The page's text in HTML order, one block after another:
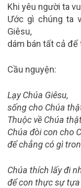
Khi yêu người ta
Ước gì chúng ta
Giêsu,
dám bán tất cả để
Cầu nguyện:
Lạy Chúa Giêsu,
sống cho Chúa
Thuộc về Chúa
Chúa đòi con cho
để chẳng có gì
Chúa thích lấy đi
để con thực sự